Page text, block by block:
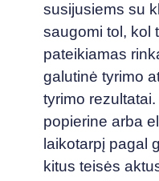
susijusiems su
saugomi tol, kol
pateikiamas
galutinė tyrimo
tyrimo
popierine arba
laikotarpį pagal
kitus teisės